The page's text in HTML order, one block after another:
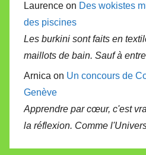
Laurence on Des wokistes
des piscines
Les burkini sont faits en
maillots de bain. Sauf à
Arnica on Un concours de
Genève
Apprendre par cœur, c'est
la réflexion. Comme